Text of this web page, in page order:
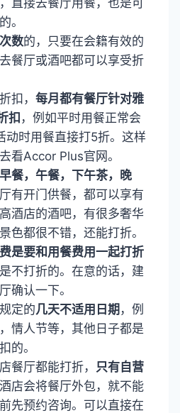
。
数的，只要在会籍有效的
餐厅或酒吧都可以享受折
扣， 每月都有餐厅针对雅
扣 ，例如平时用餐正常会
动时用餐直接打5折。这样
看Accor Plus官网。
早餐，午餐，下午茶，晚
有开门供餐，都可以享有
酒店的酒吧，有很多奢华
色都很不错，还能打折。
是要和用餐费用一起打折
不打折的。在意的话，建
确认一下。
定的几天不适用日期 ，例
情人节等，其他日子都是
的。
餐厅都能打折，
只有自营
店会将餐厅外包，就不能
先预约咨询。可以直接在